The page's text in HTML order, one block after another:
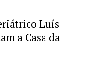
Luís
a Casa da